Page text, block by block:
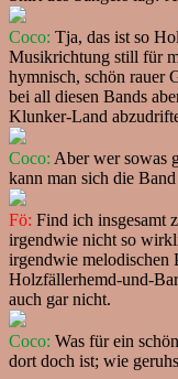
Coco: Tja, das ist so
Musikrichtung still für
hymnisch, schön rauer
bei all diesen Bands
Klunker-Land
Coco: Aber wer sowas
kann man sich die
Fö: Find ich insgesamt
irgendwie nicht so
irgendwie melodischen
Holzfällerhemd-und-
auch gar nicht.
Coco: Was für ein
dort doch ist; wie